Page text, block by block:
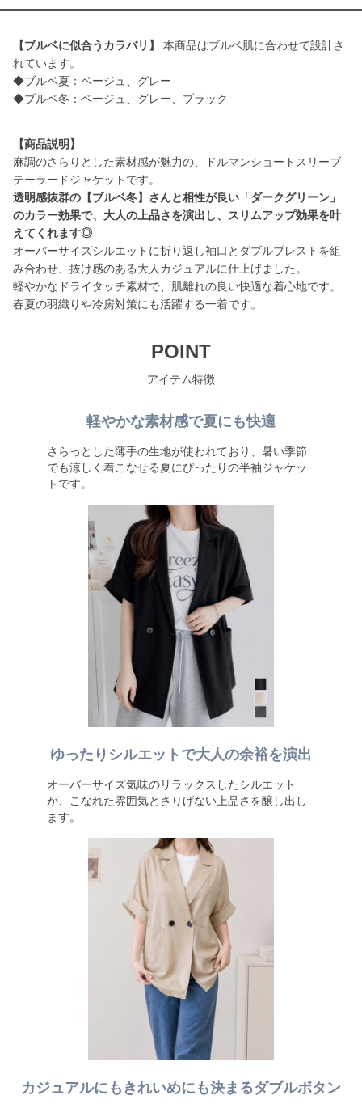
【ブルベに似合うカラバリ】
本商品はブルベ肌に合わせて設計さ
れています。
◆ブルベ夏：ベージュ、グレー
◆ブルベ冬：ベージュ、グレー、ブラック
【商品説明】
麻調のさらりとした素材感が魅力の、ドルマンショートスリーブ
透明感抜群の【ブルベ冬】さんと相性が良い「ダークグリーン」
のカラー効果で、大人の上品さを演出し、スリムアップ効果を叶
えてくれます◎
オーバーサイズシルエットに折り返し袖口とダブルブレストを組
み合わせ、抜け感のある大人カジュアルに仕上げました。
軽やかなドライタッチ素材で、肌離れの良い快適な着心地です。
春夏の羽織りや冷房対策にも活躍する一着です。
POINT
アイテム特徴
軽やかな素材感で夏にも快適
さらっとした薄手の生地が使われており、暑い季節
でも涼しく着こなせる夏にぴったりの半袖ジャケッ
トです。
ゆったりシルエットで大人の余裕を演出
オーバーサイズ気味のリラックスしたシルエット
が、こなれた雰囲気とさりげない上品さを醸し出し
ます。
カジュアルにもきれいめにも決まるダブルボタン